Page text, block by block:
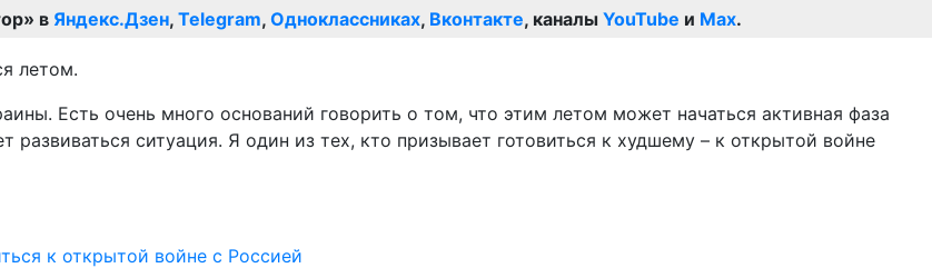
в Яндекс.Дзен, Telegram, Одноклассниках, Вконтакте, каналы YouTube и Max.
летом.
Есть очень много оснований говорить о том, что этим летом может начаться активная фаза
ситуация. Я один из тех, кто призывает готовиться к худшему – к открытой войне
к открытой войне с Россией